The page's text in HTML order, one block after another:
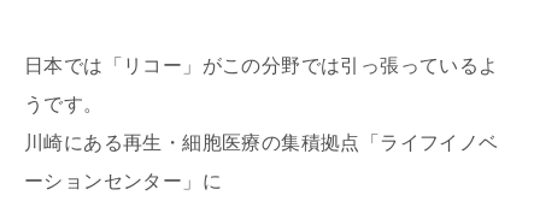
日本では「リコー」がこの分野では引っ張っているよ
うです。
川崎にある再生・細胞医療の集積拠点「ライフイノベ
ーションセンター」に